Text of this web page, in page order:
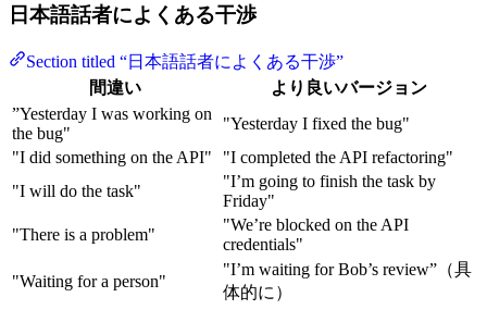
日本語話者によくある干渉
Section titled “日本語話者によくある干渉”
間違い
より良いバージョン
”Yesterday I was working on
the bug"
"Yesterday I fixed the bug"
"I did something on the API"
"I completed the API refactoring"
"I will do the task"
"I’m going to finish the task by
Friday"
"There is a problem"
"We’re blocked on the API
credentials"
"Waiting for a person"
"I’m waiting for Bob’s review”（具
体的に）